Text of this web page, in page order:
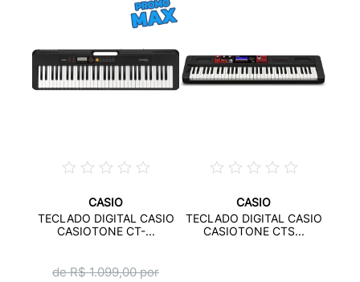
CASIO
TECLADO DIGITAL CASIO
CASIOTONE CT-...
de R$1.099,00por
CASIO
TECLADO DIGITAL CASIO
CASIOTONE CTS...